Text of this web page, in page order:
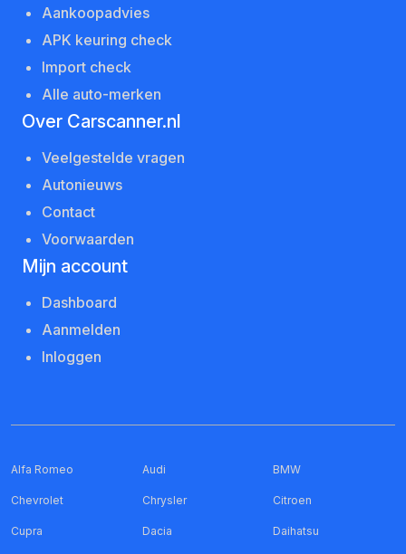
Aankoopadvies
APK keuring check
Import check
Alle auto-merken
Over Carscanner.nl
Veelgestelde vragen
Autonieuws
Contact
Voorwaarden
Mijn account
Dashboard
Aanmelden
Inloggen
Alfa Romeo Audi BMW
Chevrolet Chrysler Citroen
Cupra Dacia Daihatsu